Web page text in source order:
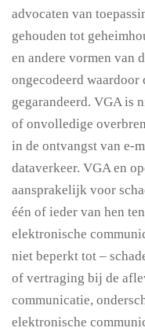
advocaten van
gehouden tot
en andere vormen van
ongecodeerd
gegarandeerd. VGA is
of onvolledige
in de ontvangst van e-
dataverkeer. VGA en
aansprakelijk voor
één of ieder van hen
elektronische
niet beperkt tot –
of vertraging bij de
communicatie,
elektronische